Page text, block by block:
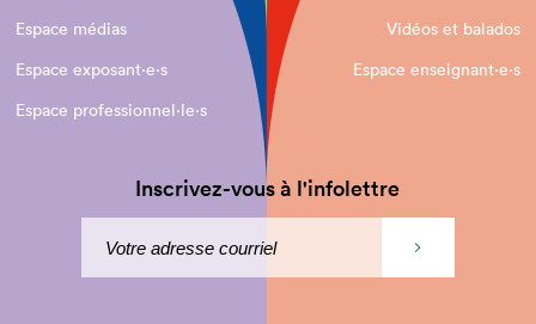
Espace médias
Vidéos et balados
Espace exposant·e⋅s
Espace enseignant·e⋅s
Espace professionnel·le⋅s
Inscrivez-vous à l'infolettre